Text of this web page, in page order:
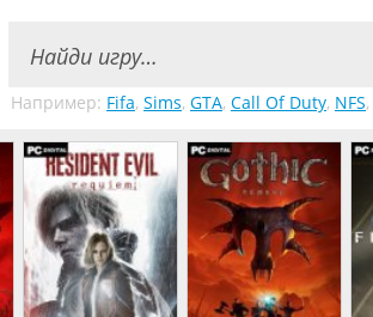
Например: Fifa, Sims, GTA, Call Of Duty, NFS,